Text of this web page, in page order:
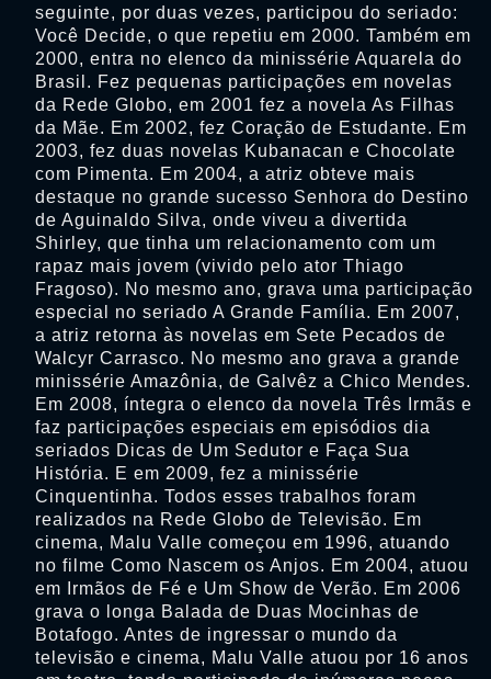
seguinte, por duas vezes, participou do seriado:
Você Decide, o que repetiu em 2000. Também em
2000, entra no elenco da minissérie Aquarela do
Brasil. Fez pequenas participações em novelas
da Rede Globo, em 2001 fez a novela As Filhas
da Mãe. Em 2002, fez Coração de Estudante. Em
2003, fez duas novelas Kubanacan e Chocolate
com Pimenta. Em 2004, a atriz obteve mais
destaque no grande sucesso Senhora do Destino
de Aguinaldo Silva, onde viveu a divertida
Shirley, que tinha um relacionamento com um
rapaz mais jovem (vivido pelo ator Thiago
Fragoso). No mesmo ano, grava uma participação
especial no seriado A Grande Família. Em 2007,
a atriz retorna às novelas em Sete Pecados de
Walcyr Carrasco. No mesmo ano grava a grande
minissérie Amazônia, de Galvêz a Chico Mendes.
Em 2008, íntegra o elenco da novela Três Irmãs e
faz participações especiais em episódios dia
seriados Dicas de Um Sedutor e Faça Sua
História. E em 2009, fez a minissérie
Cinquentinha. Todos esses trabalhos foram
realizados na Rede Globo de Televisão. Em
cinema, Malu Valle começou em 1996, atuando
no filme Como Nascem os Anjos. Em 2004, atuou
em Irmãos de Fé e Um Show de Verão. Em 2006
grava o longa Balada de Duas Mocinhas de
Botafogo. Antes de ingressar o mundo da
televisão e cinema, Malu Valle atuou por 16 anos